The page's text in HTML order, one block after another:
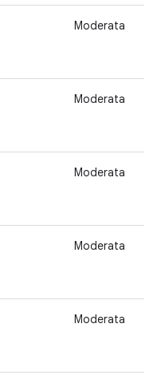
Moderata
Moderata
Moderata
Moderata
Moderata